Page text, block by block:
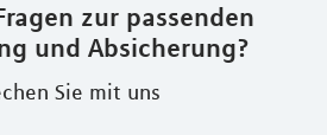
zur passenden
und Absicherung?
Sie mit uns